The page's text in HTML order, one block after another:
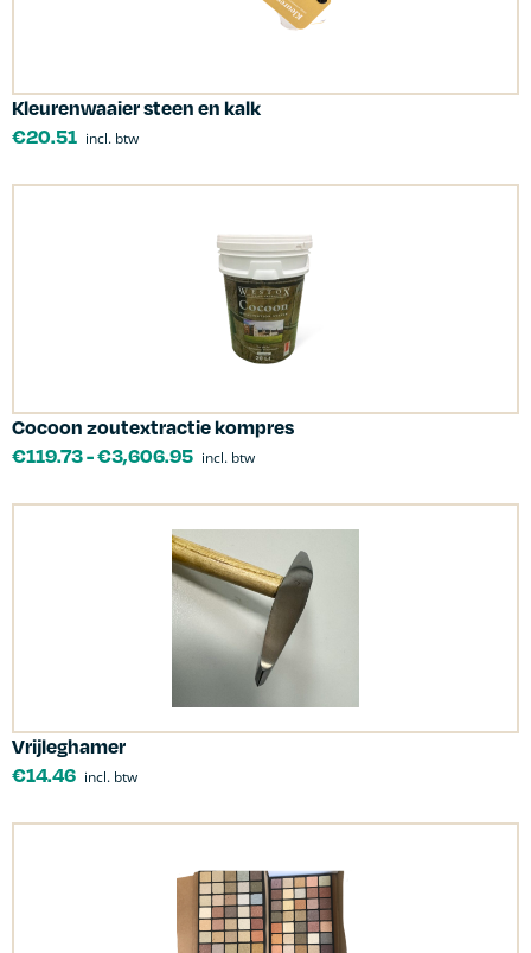
Kleurenwaaier steen en kalk
€20.51 incl. btw
Cocoon zoutextractie kompres
€119.73-€3,606.95 incl. btw
Vrijleghamer
€14.46 incl. btw